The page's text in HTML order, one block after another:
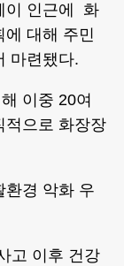
이 인근에 화
대해 주민
마련됐다.
이중 20여
적으로 화장장
환경 악화 우
고 이후 건강